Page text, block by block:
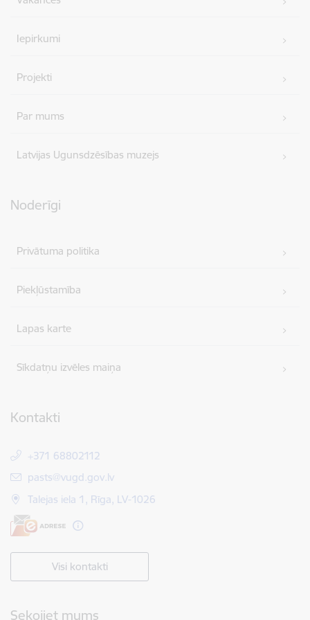
Iepirkumi
Projekti
Par mums
Latvijas Ugunsdzēsības muzejs
Noderīgi
Privātuma politika
Piekļūstamība
Lapas karte
Sīkdatņu izvēles maiņa
Kontakti
+371 68802112
E-pasts:
pasts@vugd.gov.lv
Talejas iela 1, Rīga, LV-1026
Visi kontakti
Sekojiet mums